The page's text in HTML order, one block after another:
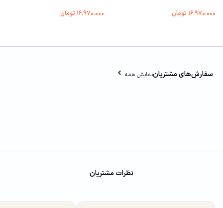
۱۶.۹۷۰.۰۰۰ تومان ۱۶.۹۷۰.۰۰۰ تومان
سفارش‌های مشتریاننمایش همه
نظرات مشتریان